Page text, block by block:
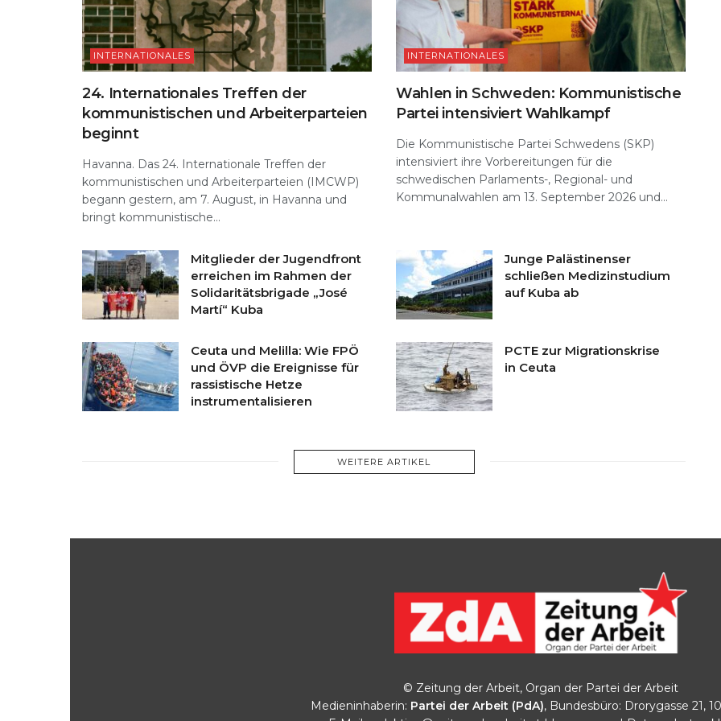
INTERNATIONALES
24. Internationales Treffen der
kommunistischen und Arbeiterparteien
beginnt
Havanna. Das 24. Internationale Treffen der
kommunistischen und Arbeiterparteien (IMCWP)
begann gestern, am 7. August, in Havanna und
bringt kommunistische...
INTERNATIONALES
Wahlen in Schweden: Kommunistische
Partei intensiviert Wahlkampf
Die Kommunistische Partei Schwedens (SKP)
intensiviert ihre Vorbereitungen für die
schwedischen Parlaments-, Regional- und
Kommunalwahlen am 13. September 2026 und...
Mitglieder der Jugendfront
erreichen im Rahmen der
Solidaritätsbrigade „José
Martí“ Kuba
Junge Palästinenser
schließen Medizinstudium
auf Kuba ab
Ceuta und Melilla: Wie FPÖ
und ÖVP die Ereignisse für
rassistische Hetze
instrumentalisieren
PCTE zur Migrationskrise
in Ceuta
WEITERE ARTIKEL
© Zeitung der Arbeit, Organ der Partei der Arbeit
Medieninhaberin: Partei der Arbeit (PdA), Bundesbüro: Drorygasse 21,